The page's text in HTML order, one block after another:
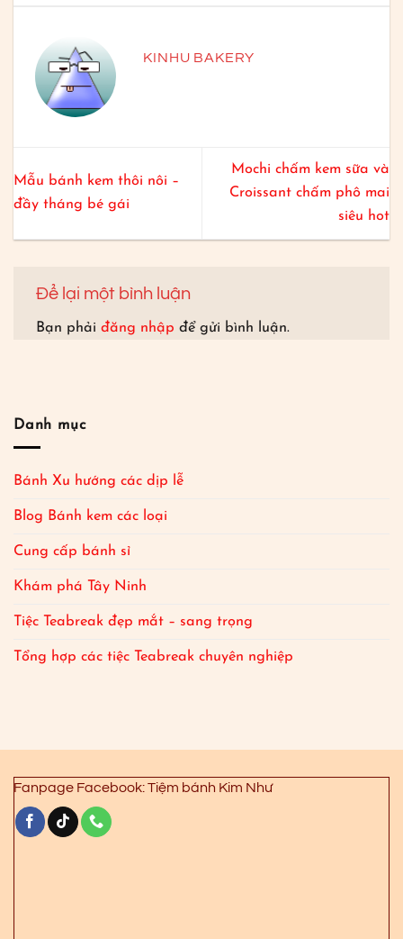
KINHU BAKERY
Mẫu bánh kem thôi nôi –
đầy tháng bé gái
Mochi chấm kem sữa và
Croissant chấm phô mai
siêu hot
Để lại một bình luận
Bạn phải đăng nhập để gửi bình luận.
Danh mục
Bánh Xu hướng các dịp lễ
Blog Bánh kem các loại
Cung cấp bánh sỉ
Khám phá Tây Ninh
Tiệc Teabreak đẹp mắt – sang trọng
Tổng hợp các tiệc Teabreak chuyên nghiệp
Fanpage Facebook: Tiệm bánh Kim Như